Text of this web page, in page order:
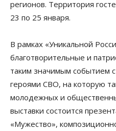
регионов. Территория
23 по 25 января.
В рамках «Уникальной
благотворительные и
таким значимым событием
героями СВО, на которую
молодежных и
выставки состоится
«Мужество»,